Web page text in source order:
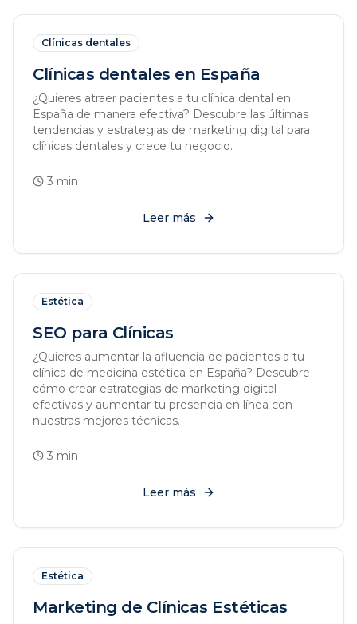
Clínicas dentales
Clínicas dentales en España
¿Quieres atraer pacientes a tu clínica dental en
España de manera efectiva? Descubre las últimas
tendencias y estrategias de marketing digital para
clínicas dentales y crece tu negocio.
3 min
Leer más
Estética
SEO para Clínicas
¿Quieres aumentar la afluencia de pacientes a tu
clínica de medicina estética en España? Descubre
cómo crear estrategias de marketing digital
efectivas y aumentar tu presencia en línea con
nuestras mejores técnicas.
3 min
Leer más
Estética
Marketing de Clínicas Estéticas